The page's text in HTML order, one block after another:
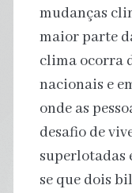
mudanças
maior parte
clima ocorra
nacionais e
onde as
desafio de
superlotadas
se que dois